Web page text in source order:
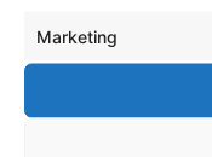
Marketing
Anfang an den
regelmäßige
langfristig sicher